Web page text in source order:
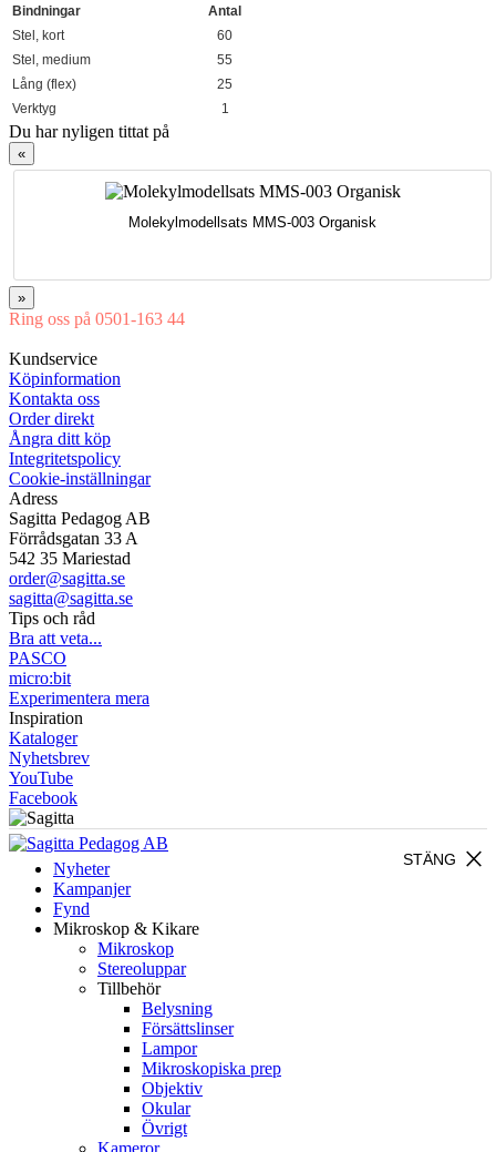
Bindningar
Antal
Stel, kort
60
Stel, medium
55
Lång (flex)
25
Verktyg
1
Du har nyligen tittat på
«
Molekylmodellsats MMS-003 Organisk
»
Ring oss på 0501-163 44
Kundservice
Köpinformation
Kontakta oss
Order direkt
Ångra ditt köp
Integritetspolicy
Cookie-inställningar
Adress
Sagitta Pedagog AB
Förrådsgatan 33 A
542 35 Mariestad
order@sagitta.se
sagitta@sagitta.se
Tips och råd
Bra att veta...
PASCO
micro:bit
Experimentera mera
Inspiration
Kataloger
Nyhetsbrev
YouTube
Facebook
close
STÄNG
Nyheter
Kampanjer
Fynd
Mikroskop & Kikare
Mikroskop
Stereoluppar
Tillbehör
Belysning
Försättslinser
Lampor
Mikroskopiska prep
Objektiv
Okular
Övrigt
Kameror